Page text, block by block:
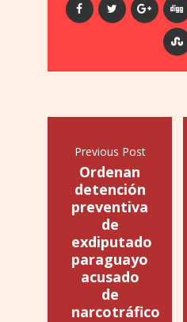
Previous Post
Ordenan
detención
preventiva
de
exdiputado
paraguayo
acusado
de
narcotráfico